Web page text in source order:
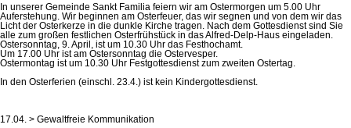
In unserer Gemeinde Sankt Familia feiern wir am Ostermorgen um 5.00 Uhr
Auferstehung. Wir beginnen am Osterfeuer, das wir segnen und von dem wir das
Licht der Osterkerze in die dunkle Kirche tragen. Nach dem Gottesdienst sind Sie
alle zum großen festlichen Osterfrühstück in das Alfred-Delp-Haus eingeladen.
Ostersonntag, 9. April, ist um 10.30 Uhr das Festhochamt.
Um 17.00 Uhr ist am Ostersonntag die Ostervesper.
Ostermontag ist um 10.30 Uhr Festgottesdienst zum zweiten Ostertag.
In den Osterferien (einschl. 23.4.) ist kein Kindergottesdienst.
17.04. > Gewaltfreie Kommunikation